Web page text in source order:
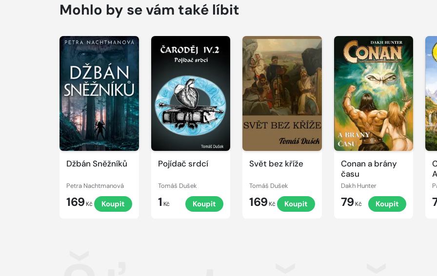
Mohlo by se vám také líbit
Džbán Sněžníků
Petra Nachtmanová
169 Kč Koupit
Pojídač srdcí
Tomáš Dušek
1 Kč Koupit
Svět bez kříže
Tomáš Dušek
169 Kč Koupit
Conan a brány
času
Dakh Hunter
79 Kč Koupit